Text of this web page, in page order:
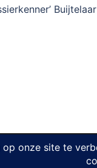
Buijtelaar